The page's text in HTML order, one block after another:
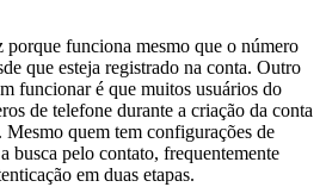
porque funciona mesmo que o número
que esteja registrado na conta. Outro
funcionar é que muitos usuários do
de telefone durante a criação da conta
Mesmo quem tem configurações de
busca pelo contato, frequentemente
em duas etapas.